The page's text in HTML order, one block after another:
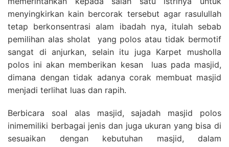
menyingkirkan kain bercorak tersebut agar rasulullah
tetap berkonsentrasi alam ibadah nya, itulah sebab
pemilihan alas sholat yang polos atau tidak bermotif
sangat di anjurkan, selain itu juga Karpet musholla
polos ini akan memberikan kesan luas pada masjid,
dimana dengan tidak adanya corak membuat masjid
menjadi terlihat luas dan rapih.
Berbicara soal alas masjid, sajadah masjid polos
inimemiliki berbagai jenis dan juga ukuran yang bisa di
sesuaikan dengan kebutuhan masjid, dalam